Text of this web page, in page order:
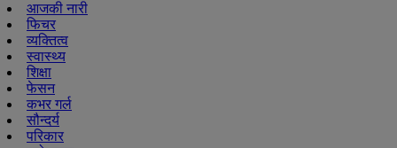
आजकी नारी
फिचर
व्यक्तित्व
स्वास्थ्य
शिक्षा
फेसन
कभर गर्ल
सौन्दर्य
परिकार